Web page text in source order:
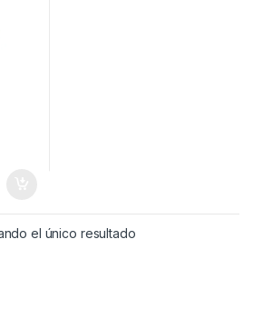
el único resultado